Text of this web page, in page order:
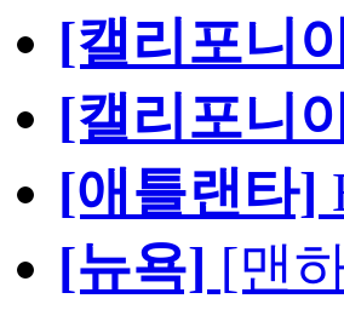
[캘리포니
[캘리포니
[애틀랜타]
[뉴욕] [맨